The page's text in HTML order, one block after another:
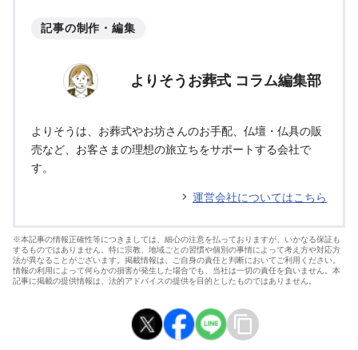
記事の制作・編集
よりそうお葬式 コラム編集部
よりそうは、お葬式やお坊さんのお手配、仏壇・仏具の販
売など、お客さまの理想の旅立ちをサポートする会社で
す。
運営会社についてはこちら
※本記事の情報正確性等につきましては、細心の注意を払っておりますが、いかなる保証も
するものではありません。特に宗教、地域ごとの習慣や個別の事情によって考え方や対応方
法が異なることがございます。掲載情報は、ご自身の責任と判断においてご利用ください。
情報の利用によって何らかの損害が発生した場合でも、当社は一切の責任を負いません。本
記事に掲載の提供情報は、法的アドバイスの提供を目的としたものではありません。